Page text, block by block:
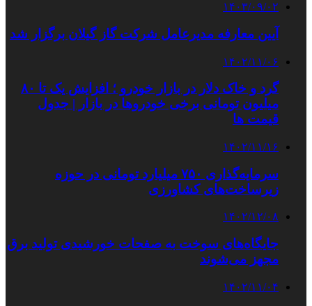
۱۴۰۳/۰۹/۰۲
آیین معارفه مدیرعامل شرکت گاز گیلان برگزار شد
۱۴۰۲/۱۱/۰۶
گرد و خاک دلار در بازار خودرو ؛ افزایش یک تا ۸۰
میلیون تومانی برخی خودروها در بازار | جدول
قیمت ها
۱۴۰۲/۱۱/۱۶
سرمایەگذاری ۷۵۰ میلیارد تومانی در حوزە
زیرساخت‌های کشاورزی
۱۴۰۲/۱۲/۰۸
جایگاه‌های سوخت به صفحات خورشیدی تولید برق
مجهز می‌شوند
۱۴۰۲/۱۱/۰۴